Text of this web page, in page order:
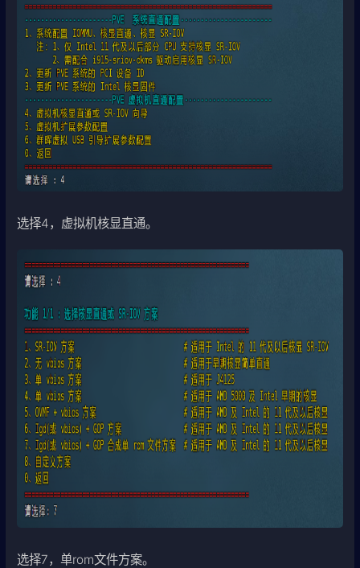
选择4，虚拟机核显直通。
选择7，单rom文件方案。